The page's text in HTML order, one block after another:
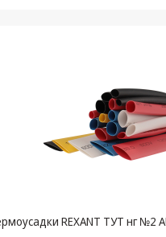
REXANT ТУТ нг №2